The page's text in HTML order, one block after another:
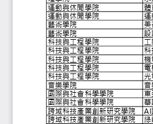
運動與休閒學院
運動與休閒學院
藝術學院
藝術學院
科技與工程學院
科技與工程學院
科技與工程學院
科技與工程學院
科技與工程學院
音樂學院
國際與社會科學學院
國際與社會科學學院
跨域科技產業創新研
跨域科技產業創新研